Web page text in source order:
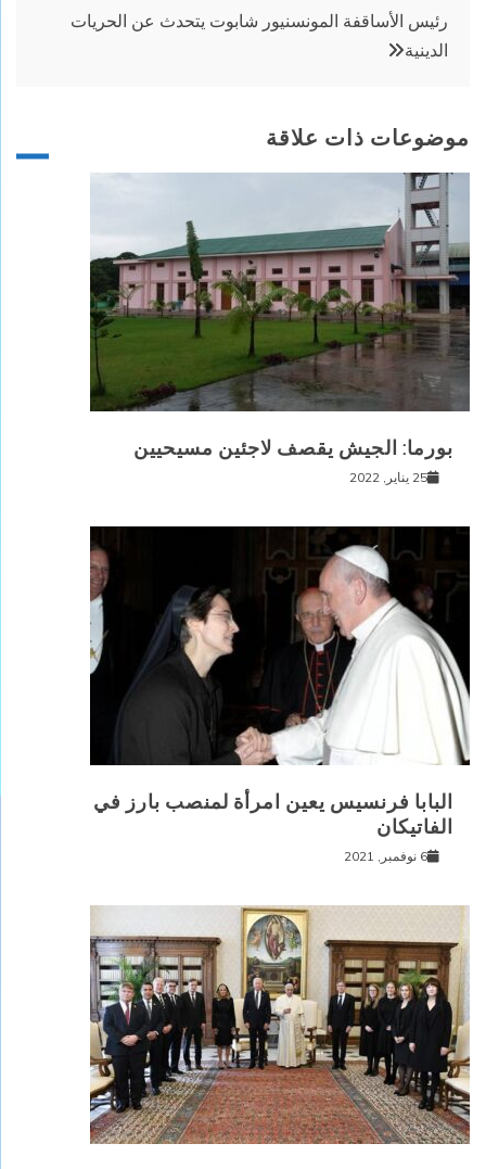
رئيس الأساقفة المونسنيور شابوت يتحدث عن الحريات
الدينية
موضوعات ذات علاقة
بورما: الجيش يقصف لاجئين مسيحيين
25 يناير, 2022
البابا فرنسيس يعين امرأة لمنصب بارز في
الفاتيكان
6 نوفمبر, 2021